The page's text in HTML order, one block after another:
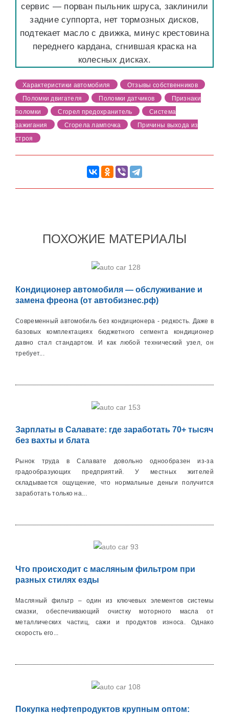
сервис — порван пыльник шруса, заклинили
задние суппорта, нет тормозных дисков,
подтекает масло с движка, минус крестовина
переднего кардана, сгнившая краска на
колесных дисках.
Характеристики автомобиля
Отзывы собственников
Поломки двигателя
Поломки датчиков
Признаки
поломки
Сгорел предохранитель
Система
зажигания
Сгорела лампочка
Причины выхода из
строя
ПОХОЖИЕ МАТЕРИАЛЫ
Кондиционер автомобиля — обслуживание и
замена фреона (от автобизнес.рф)
Современный автомобиль без кондиционера - редкость. Даже в
базовых комплектациях бюджетного сегмента кондиционер
давно стал стандартом. И как любой технический узел, он
требует...
Зарплаты в Салавате: где заработать 70+ тысяч
без вахты и блата
Рынок труда в Салавате довольно однообразен из-за
градообразующих предприятий. У местных жителей
складывается ощущение, что нормальные деньги получится
заработать только на...
Что происходит с масляным фильтром при
разных стилях езды
Масляный фильтр – один из ключевых элементов системы
смазки, обеспечивающий очистку моторного масла от
металличеcких частиц, сажи и продуктов износа. Однако
скорость его...
Покупка нефтепродуктов крупным оптом: